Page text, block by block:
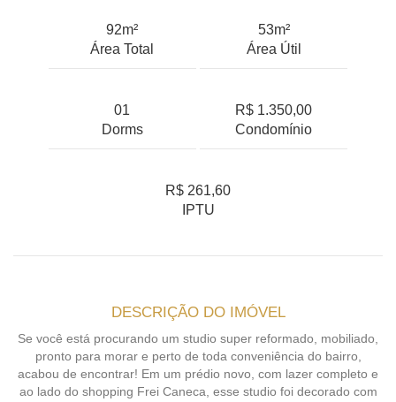
92m²
Área Total
53m²
Área Útil
01
Dorms
R$ 1.350,00
Condomínio
R$ 261,60
IPTU
DESCRIÇÃO DO IMÓVEL
Se você está procurando um studio super reformado, mobiliado,
pronto para morar e perto de toda conveniência do bairro,
acabou de encontrar! Em um prédio novo, com lazer completo e
ao lado do shopping Frei Caneca, esse studio foi decorado com